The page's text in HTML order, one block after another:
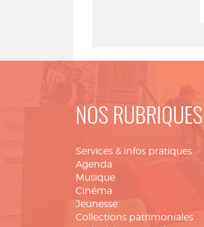
NOS RUBRIQUES
Services & infos pratiques
Agenda
Musique
Cinéma
Jeunesse
Collections patrimoniales